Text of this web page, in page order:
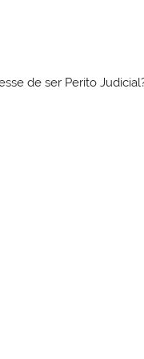
de ser Perito